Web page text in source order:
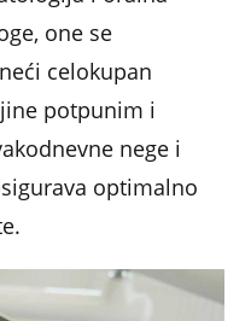
one se
celokupan
potpunim i
nege i
optimalno